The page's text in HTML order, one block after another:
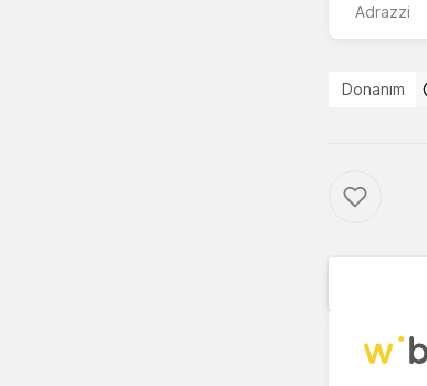
Adrazzi
Donanım